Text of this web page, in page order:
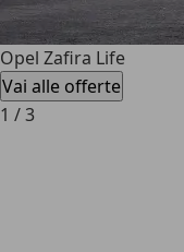
Opel Zafira Life
Vai alle offerte
1 /3